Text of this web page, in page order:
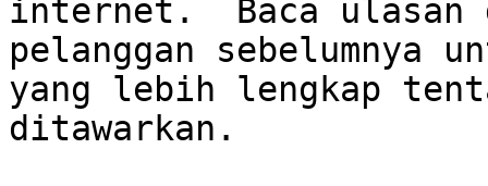
internet.  Baca ulasan
pelanggan sebelumnya
yang lebih lengkap
ditawarkan.